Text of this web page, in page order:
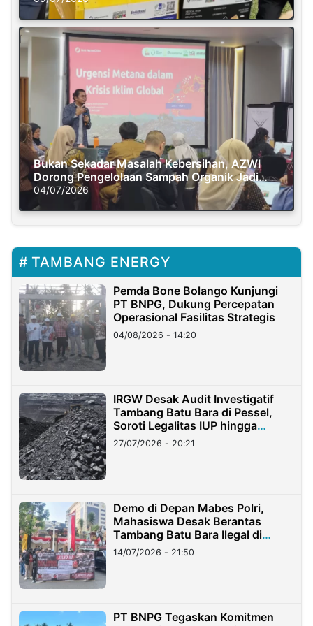
Bukan Sekadar Masalah Kebersihan, AZWI
Dorong Pengelolaan Sampah Organik Jadi
Solusi Krisis Iklim
04/07/2026
TAMBANG ENERGY
Pemda Bone Bolango Kunjungi
PT BNPG, Dukung Percepatan
Operasional Fasilitas Strategis
04/08/2026 - 14:20
IRGW Desak Audit Investigatif
Tambang Batu Bara di Pessel,
Soroti Legalitas IUP hingga
Stockpile
27/07/2026 - 20:21
Demo di Depan Mabes Polri,
Mahasiswa Desak Berantas
Tambang Batu Bara Ilegal di
Lampung
14/07/2026 - 21:50
PT BNPG Tegaskan Komitmen